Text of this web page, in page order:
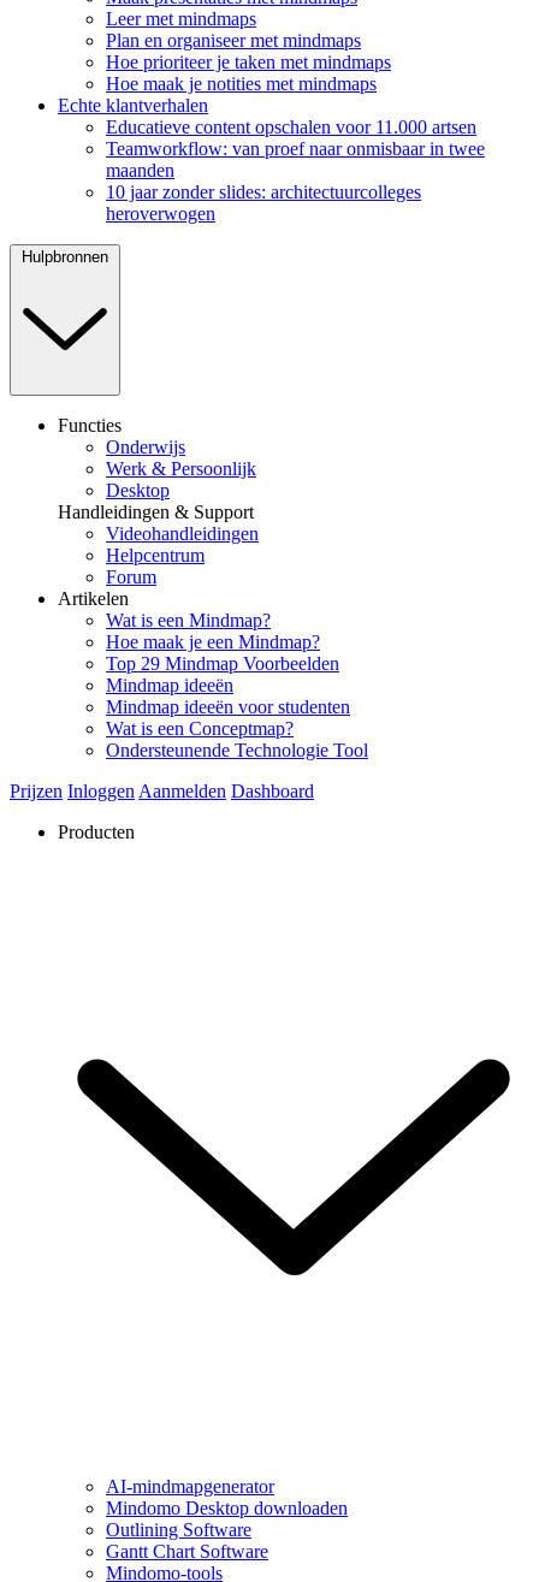
Leer met mindmaps
Plan en organiseer met mindmaps
Hoe prioriteer je taken met mindmaps
Hoe maak je notities met mindmaps
Echte klantverhalen
Educatieve content opschalen voor 11.000 artsen
Teamworkflow: van proef naar onmisbaar in twee
maanden
10 jaar zonder slides: architectuurcolleges
heroverwogen
Hulpbronnen
Functies
Onderwijs
Werk & Persoonlijk
Desktop
Handleidingen & Support
Videohandleidingen
Helpcentrum
Forum
Artikelen
Wat is een Mindmap?
Hoe maak je een Mindmap?
Top 29 Mindmap Voorbeelden
Mindmap ideeën
Mindmap ideeën voor studenten
Wat is een Conceptmap?
Ondersteunende Technologie Tool
Prijzen Inloggen Aanmelden Dashboard
Producten
AI-mindmapgenerator
Mindomo Desktop downloaden
Outlining Software
Gantt Chart Software
Mindomo-tools